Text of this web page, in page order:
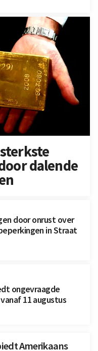
dalende
door onrust over
in Straat
ongevraagde
11 augustus
Amerikaans